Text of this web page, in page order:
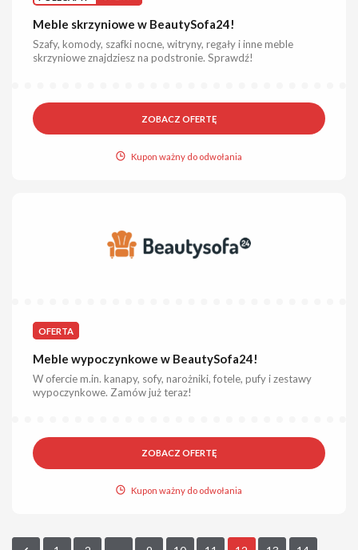
Meble skrzyniowe w BeautySofa24!
Szafy, komody, szafki nocne, witryny, regały i inne meble
skrzyniowe znajdziesz na podstronie. Sprawdź!
ZOBACZ OFERTĘ
Kupon ważny do odwołania
OFERTA
Meble wypoczynkowe w BeautySofa24!
W ofercie m.in. kanapy, sofy, narożniki, fotele, pufy i zestawy
wypoczynkowe. Zamów już teraz!
ZOBACZ OFERTĘ
Kupon ważny do odwołania